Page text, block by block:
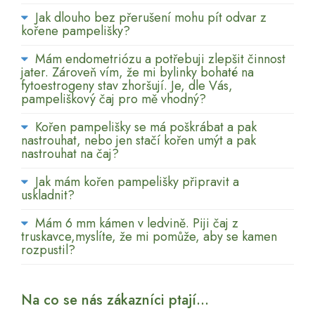
Jak dlouho bez přerušení mohu pít odvar z
kořene pampelišky?
Mám endometriózu a potřebuji zlepšit činnost
jater. Zároveň vím, že mi bylinky bohaté na
fytoestrogeny stav zhoršují. Je, dle Vás,
pampeliškový čaj pro mě vhodný?
Kořen pampelišky se má poškrábat a pak
nastrouhat, nebo jen stačí kořen umýt a pak
nastrouhat na čaj?
Jak mám kořen pampelišky připravit a
uskladnit?
Mám 6 mm kámen v ledvině. Piji čaj z
truskavce,myslíte, že mi pomůže, aby se kamen
rozpustil?
Na co se nás zákazníci ptají...